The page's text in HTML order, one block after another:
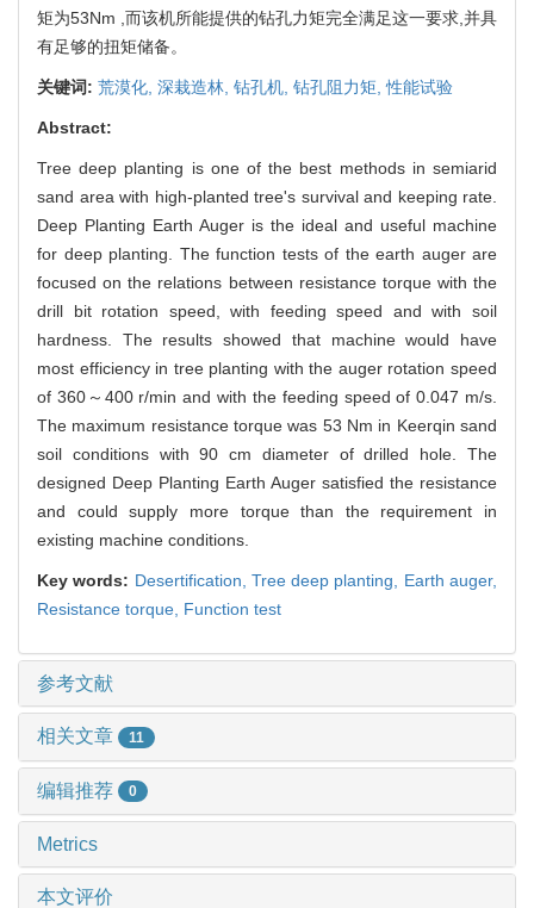
矩为53Nm ,而该机所能提供的钻孔力矩完全满足这一要求,并具
有足够的扭矩储备。
关键词: 荒漠化, 深栽造林, 钻孔机, 钻孔阻力矩,性能试验
Abstract:
Tree deep planting is one of the best methods in semiarid
sand area with high-planted tree's survival and keeping rate.
Deep Planting Earth Auger is the ideal and useful machine
for deep planting. The function tests of the earth auger are
focused on the relations between resistance torque with the
drill bit rotation speed, with feeding speed and with soil
hardness. The results showed that machine would have
most efficiency in tree planting with the auger rotation speed
of 360～400 r/min and with the feeding speed of 0.047 m/s.
The maximum resistance torque was 53 Nm in Keerqin sand
soil conditions with 90 cm diameter of drilled hole. The
designed Deep Planting Earth Auger satisfied the resistance
and could supply more torque than the requirement in
existing machine conditions.
Key words: Desertification, Tree deep planting, Earth auger,
Resistance torque, Function test
参考文献
相关文章 11
编辑推荐 0
Metrics
本文评价